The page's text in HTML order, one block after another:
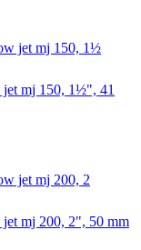
mj 150, 1½", 41
mj 200, 2", 50 mm